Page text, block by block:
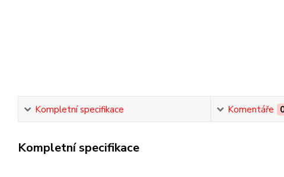
Kompletní specifikace Komentáře
Kompletní specifikace